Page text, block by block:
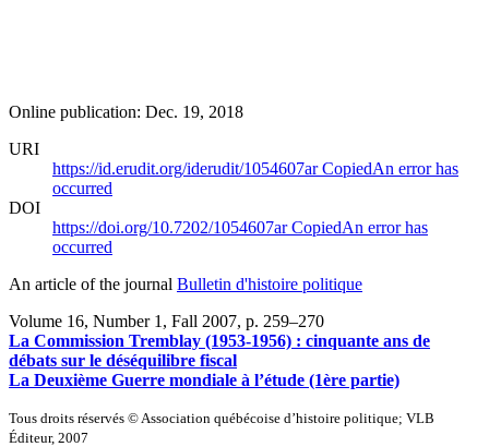
Online publication: Dec. 19, 2018
URI
https://id.erudit.org/iderudit/1054607arCopiedAn error has
occurred
DOI
https://doi.org/10.7202/1054607arCopiedAn error has
occurred
An article of the journal Bulletin d'histoire politique
Volume 16, Number 1, Fall 2007, p. 259–270
La Commission Tremblay (1953-1956) : cinquante ans de
débats sur le déséquilibre fiscal
La Deuxième Guerre mondiale à l’étude (1ère partie)
Tous droits réservés © Association québécoise d’histoire politique; VLB
Éditeur, 2007